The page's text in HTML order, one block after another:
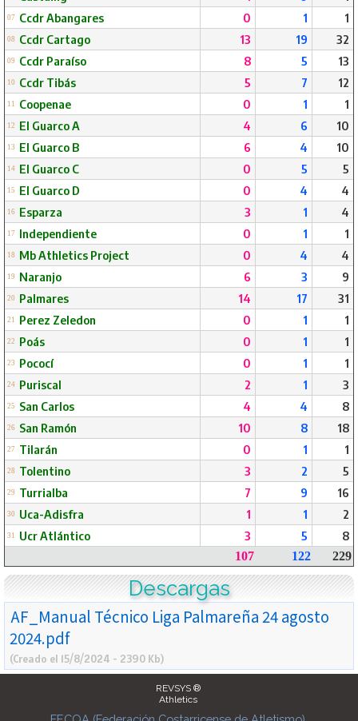
07 Ccdr Abangares 0 1 1
08 Ccdr Cartago 13 19 32
09 Ccdr Paraíso 8 5 13
10 Ccdr Tibás 5 7 12
11 Coopenae 0 1 1
12 El Guarco A 4 6 10
13 El Guarco B 6 4 10
14 El Guarco C 0 5 5
15 El Guarco D 0 4 4
16 Esparza 3 1 4
17 Independiente 0 1 1
18 Mb Athletics Project 0 4 4
19 Naranjo 6 3 9
20 Palmares 14 17 31
21 Perez Zeledon 0 1 1
22 Poás 0 1 1
23 Pococí 0 1 1
24 Puriscal 2 1 3
25 San Carlos 4 4 8
26 San Ramón 10 8 18
27 Tilarán 0 1 1
28 Tolentino 3 2 5
29 Turrialba 7 9 16
30 Uca-Adisfra 1 1 2
31 Ucr Atlántico 3 5 8
107 122 229
Descargas
AF_Manual Técnico Liga Palmareña 24 agosto
2024.pdf
(Creado el 15/8/2024 - 2390 Kb)
REVSYS ®
Athletics